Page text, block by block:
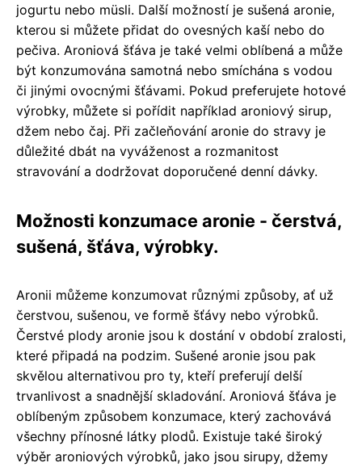
jogurtu nebo müsli. Další možností je sušená aronie,
kterou si můžete přidat do ovesných kaší nebo do
pečiva. Aroniová šťáva je také velmi oblíbená a může
být konzumována samotná nebo smíchána s vodou
či jinými ovocnými šťávami. Pokud preferujete hotové
výrobky, můžete si pořídit například aroniový sirup,
džem nebo čaj. Při začleňování aronie do stravy je
důležité dbát na vyváženost a rozmanitost
stravování a dodržovat doporučené denní dávky.
Možnosti konzumace aronie - čerstvá,
sušená, šťáva, výrobky.
Aronii můžeme konzumovat různými způsoby, ať už
čerstvou, sušenou, ve formě šťávy nebo výrobků.
Čerstvé plody aronie jsou k dostání v období zralosti,
které připadá na podzim. Sušené aronie jsou pak
skvělou alternativou pro ty, kteří preferují delší
trvanlivost a snadnější skladování. Aroniová šťáva je
oblíbeným způsobem konzumace, který zachovává
všechny přínosné látky plodů. Existuje také široký
výběr aroniových výrobků, jako jsou sirupy, džemy